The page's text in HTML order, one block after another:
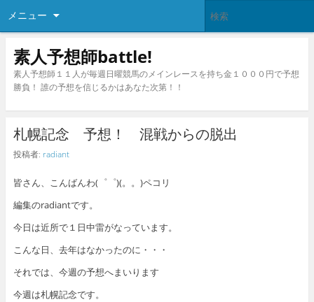
メニュー
素人予想師battle!
素人予想師１１人が毎週日曜競馬のメインレースを持ち金１０００円で予想
勝負！ 誰の予想を信じるかはあなた次第！！
札幌記念 予想！ 混戦からの脱出
投稿者: radiant
皆さん、こんばんわ(゜゜)(。。)ペコリ
編集のradiantです。
今日は近所で１日中雷がなっています。
こんな日、去年はなかったのに・・・
それでは、今週の予想へまいります
今週は札幌記念です。